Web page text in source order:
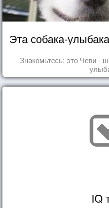
Эта собака-
Знакомьтесь: это Чеви -
IQ